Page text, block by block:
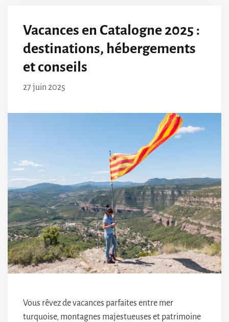
Vacances en Catalogne 2025 :
destinations, hébergements
et conseils
27 juin 2025
Vous rêvez de vacances parfaites entre mer
turquoise, montagnes majestueuses et patrimoine